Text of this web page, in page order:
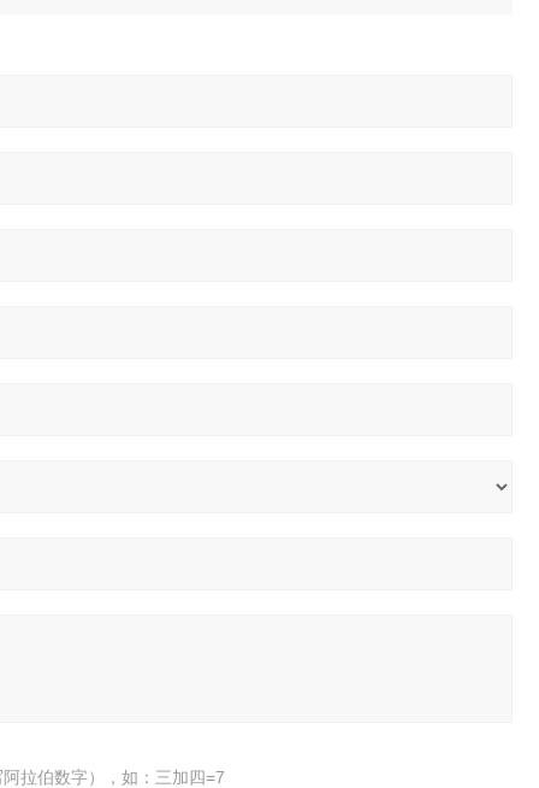
拉伯数字），如：三加四=7